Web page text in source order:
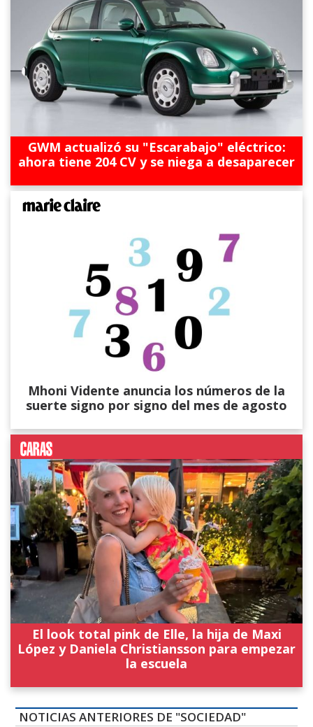
GWM actualizó su "Escarabajo" eléctrico:
ahora tiene 204 CV y se niega a desaparecer
Mhoni Vidente anuncia los números de la
suerte signo por signo del mes de agosto
El look total pink de Elle, la hija de Maxi
López y Daniela Christiansson para empezar
la escuela
NOTICIAS ANTERIORES DE "SOCIEDAD"